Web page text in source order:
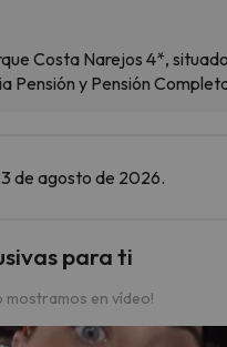
Costa Narejos 4*,
Pensión y Pensión
de agosto de 2026.
para ti
mostramos en vídeo!